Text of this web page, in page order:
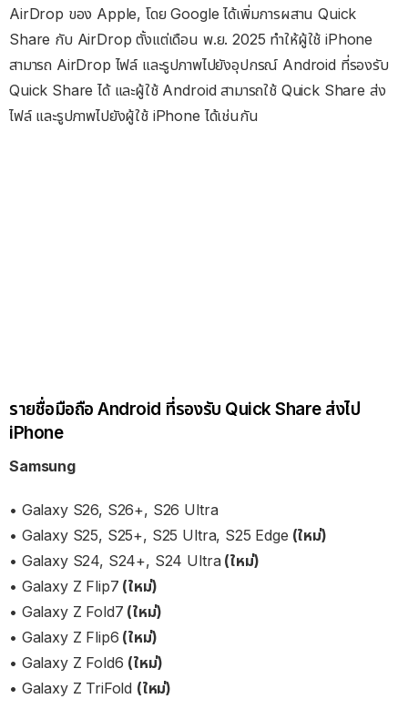
AirDrop ของ Apple, โดย Google ได้เพิ่มการผสาน Quick
Share กับ AirDrop ตั้งแต่เดือน พ.ย. 2025 ทำให้ผู้ใช้ iPhone
สามารถ AirDrop ไฟล์ และรูปภาพไปยังอุปกรณ์ Android ที่รองรับ
Quick Share ได้ และผู้ใช้ Android สามารถใช้ Quick Share ส่ง
ไฟล์ และรูปภาพไปยังผู้ใช้ iPhone ได้เช่นกัน
รายชื่อมือถือ Android ที่รองรับ Quick Share ส่งไป
iPhone
Samsung
• Galaxy S26, S26+, S26 Ultra
• Galaxy S25, S25+, S25 Ultra, S25 Edge (ใหม่)
• Galaxy S24, S24+, S24 Ultra (ใหม่)
• Galaxy Z Flip7 (ใหม่)
• Galaxy Z Fold7 (ใหม่)
• Galaxy Z Flip6 (ใหม่)
• Galaxy Z Fold6 (ใหม่)
• Galaxy Z TriFold (ใหม่)